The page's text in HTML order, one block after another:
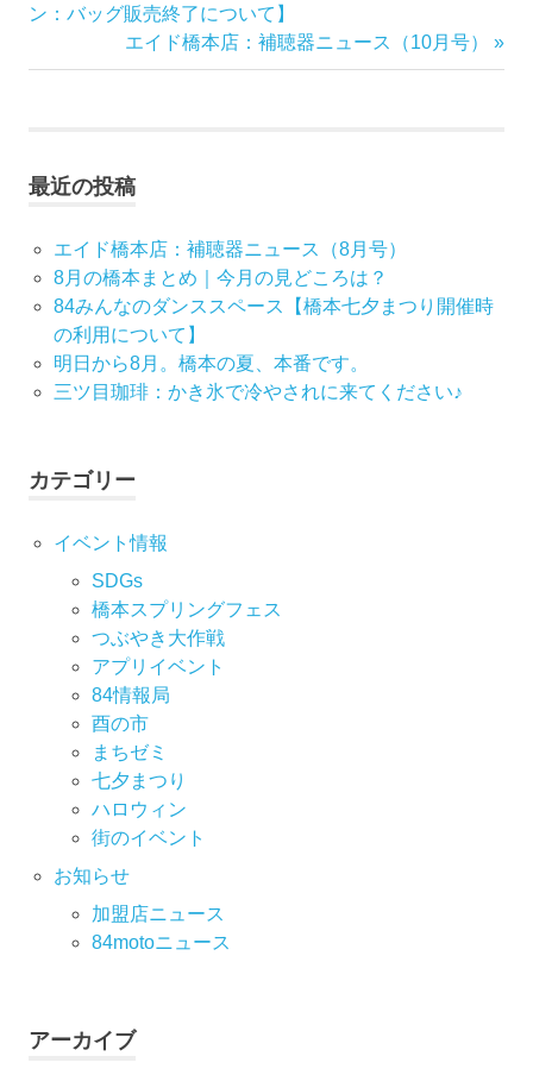
ゲ
ー
シ
ョ
ン
の
事:
ン：バッグ販売終了について】
次
の
エイド橋本店：補聴器ニュース（10月号）
最近の投稿
エイド橋本店：補聴器ニュース（8月号）
8月の橋本まとめ｜今月の見どころは？
84みんなのダンススペース【橋本七夕まつり開催時
の利用について】
明日から8月。橋本の夏、本番です。
三ツ目珈琲：かき氷で冷やされに来てください♪
カテゴリー
イベント情報
SDGs
橋本スプリングフェス
つぶやき大作戦
アプリイベント
84情報局
酉の市
まちゼミ
七⼣まつり
ハロウィン
街のイベント
お知らせ
加盟店ニュース
84motoニュース
アーカイブ